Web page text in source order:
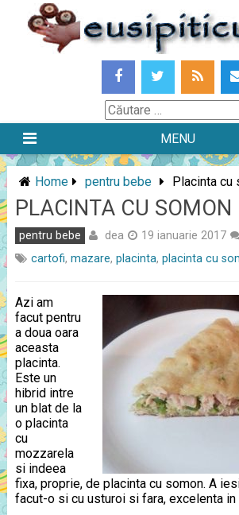
content
Căutare
MENU
Home pentru bebe Placinta cu
PLACINTA CU SOMON
pentru bebe dea 19 ianuarie 2017
cartofi, mazare, placinta, placinta cu
Azi am
facut pentru
a doua oara
aceasta
placinta.
Este un
hibrid intre
un blat de la
o placinta
cu
mozzarela
si indeea
fixa, proprie, de placinta cu somon. A
facut-o si cu usturoi si fara, excelenta in